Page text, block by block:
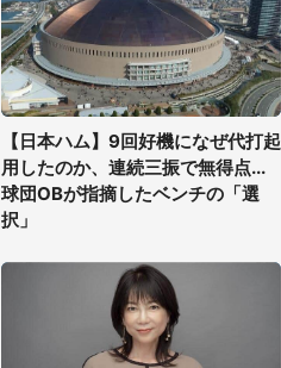
【日本ハム】9回好機になぜ代打起
用したのか、連続三振で無得点...
球団OBが指摘したベンチの「選
択」